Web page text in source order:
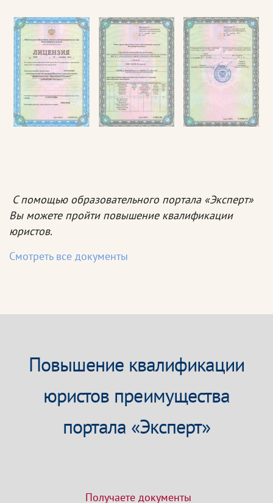
С помощью образовательного портала «Эксперт»
Вы можете пройти повышение квалификации
юристов.
Смотреть все документы
Повышение квалификации
юристов преимущества
портала «Эксперт»
Получаете документы